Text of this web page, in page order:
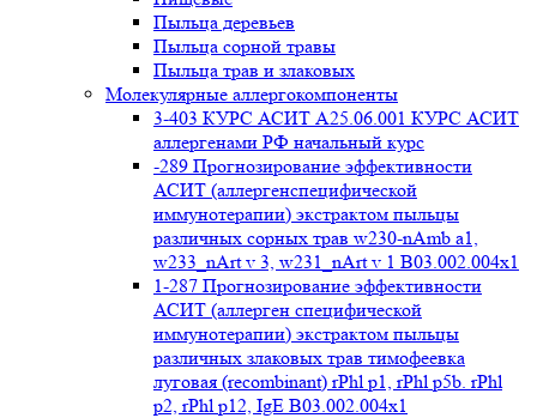
Пыльца деревьев
Пыльца сорной травы
Пыльца трав и злаковых
Молекулярные аллергокомпоненты
3-403 КУРС АСИТ А25.06.001 КУРС АСИТ
аллергенами РФ начальный курс
-289 Прогнозирование эффективности
АСИТ (аллергенспецифической
иммунотерапии) экстрактом пыльцы
различных сорных трав w230-nAmb a1,
w233_nArt v 3, w231_nArt v 1 В03.002.004x1
1-287 Прогнозирование эффективности
АСИТ (аллерген специфической
иммунотерапии) экстрактом пыльцы
различных злаковых трав тимофеевка
луговая (recombinant) rPhl p1, rPhl p5b. rPhl
p2, rPhl p12, IgE В03.002.004x1